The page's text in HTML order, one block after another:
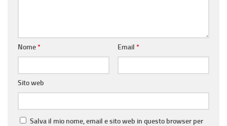
Nome* Email *
Sito web
Salva il mio nome, email e sito web in questo browser per